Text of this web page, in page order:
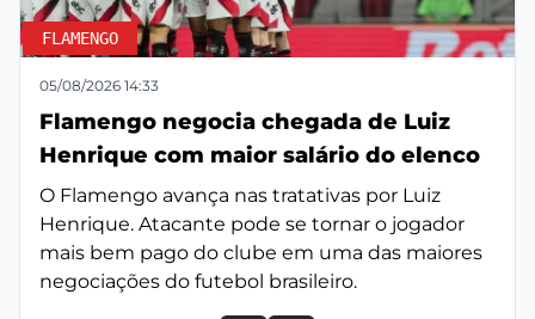
FLAMENGO
05/08/2026 14:33
Flamengo negocia chegada de Luiz
Henrique com maior salário do elenco
O Flamengo avança nas tratativas por Luiz
Henrique. Atacante pode se tornar o jogador
mais bem pago do clube em uma das maiores
negociações do futebol brasileiro.